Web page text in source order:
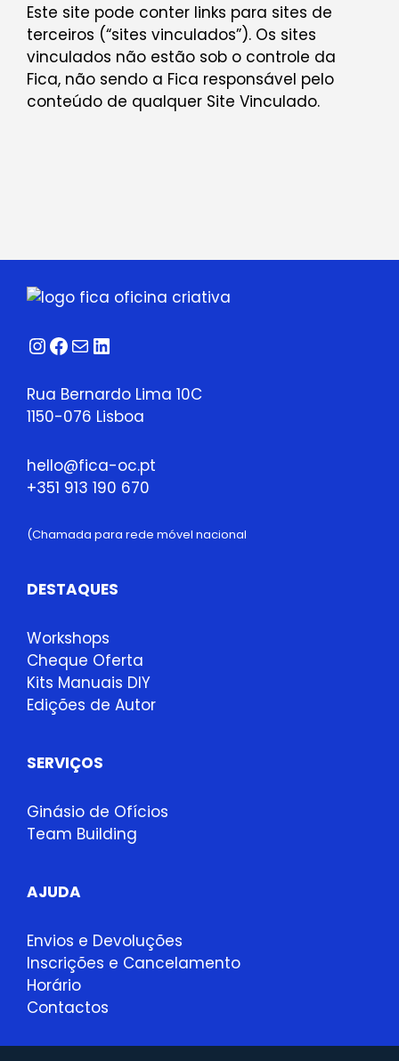
Este site pode conter links para sites de
terceiros (“sites vinculados”). Os sites
vinculados não estão sob o controle da
Fica, não sendo a Fica responsável pelo
conteúdo de qualquer Site Vinculado.
Instagram
Facebook
Correio
LinkedIn
Rua Bernardo Lima 10C
1150-076 Lisboa
hello@fica-oc.pt
+351 913 190 670
(Chamada para rede móvel nacional
DESTAQUES
Workshops
Cheque Oferta
Kits Manuais DIY
Edições de Autor
SERVIÇOS
Ginásio de Ofícios
Team Building
AJUDA
Envios e Devoluções
Inscrições e Cancelamento
Horário
Contactos